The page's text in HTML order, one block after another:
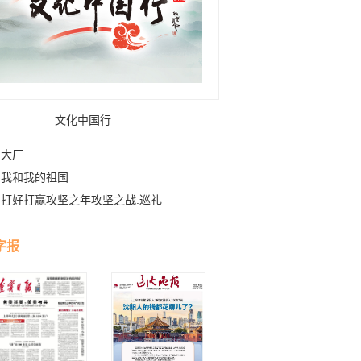
文化中国行
大厂
我和我的祖国
打好打赢攻坚之年攻坚之战.巡礼
报